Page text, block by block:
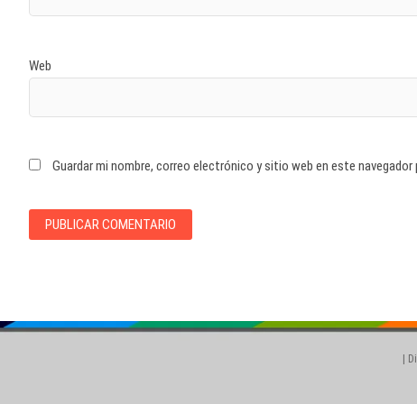
Web
Guardar mi nombre, correo electrónico y sitio web en este
|